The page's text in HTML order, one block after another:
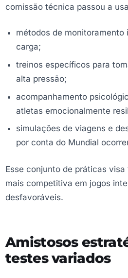
comissão técnica passou a
métodos de monitoramento
carga;
treinos específicos para
alta pressão;
acompanhamento
atletas emocionalmente
simulações de viagens e
por conta do Mundial
Esse conjunto de práticas
mais competitiva em jogos
desfavoráveis.
Amistosos
testes variados